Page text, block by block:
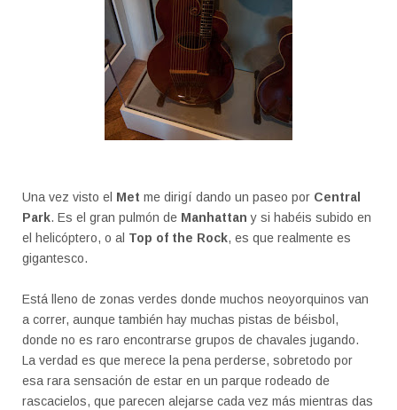
Una vez visto el Met me dirigí dando un paseo por Central
Park. Es el gran pulmón de Manhattany si habéis subido en
el helicóptero, o al Top of the Rock, es que realmente es
gigantesco.
Está lleno de zonas verdes donde muchos neoyorquinos van
a correr, aunque también hay muchas pistas de béisbol,
donde no es raro encontrarse grupos de chavales jugando.
La verdad es que merece la pena perderse, sobretodo por
esa rara sensación de estar en un parque rodeado de
rascacielos, que parecen alejarse cada vez más mientras das